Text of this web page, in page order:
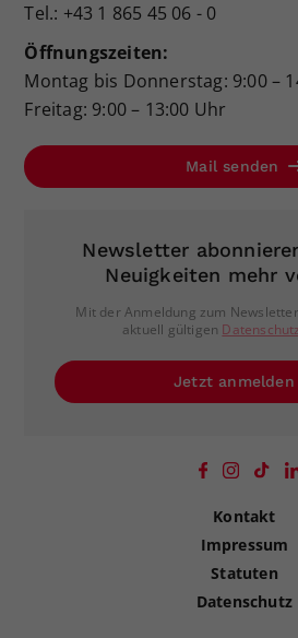
Tel.: +43 1 865 45 06 - 0
Öffnungszeiten:
Montag bis Donnerstag: 9:00 –
Freitag: 9:00 – 13:00 Uhr
Mail senden
Newsletter
Neuigkeiten mehr
Mit der Anmeldung zum
aktuell gültigen
Jetzt anmelden
Kontakt
Impressum
Statuten
Datenschutz